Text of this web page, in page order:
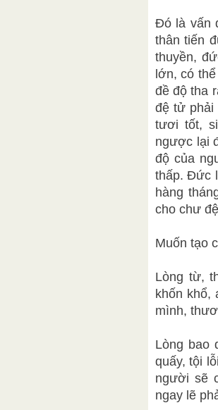
Đó là vấn
thân tiến
thuyền,
lớn, có
đề độ tha
đệ tử phải
tươi tốt,
ngược lại
độ của
thấp. Đức
hàng
cho chư
Muốn tạo
Lòng từ,
khốn
mình,
Lòng bao
quấy, tội
người sẽ
ngay lẽ